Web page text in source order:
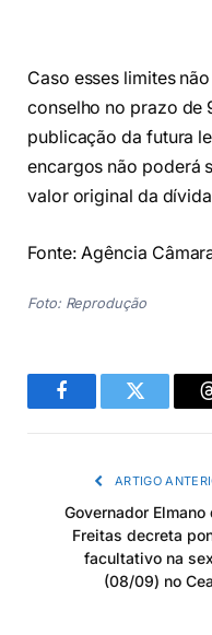
Caso esses limites
conselho no prazo de
publicação da futura
encargos não poderá
valor original da
Fonte: Agência
Foto: Reprodução
FacebookTwitter
ARTIGO
Governador Elmano
Freitas decreta
facultativo na
(08/09) no